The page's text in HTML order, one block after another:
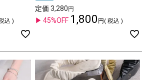
込
定価 3,280
45%OFF 1,800 税込